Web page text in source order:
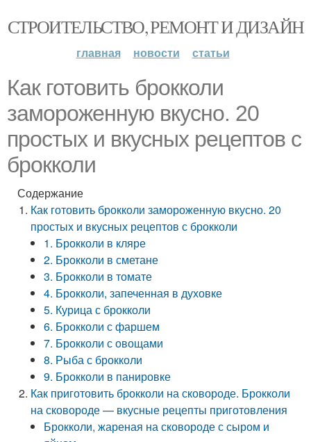
СТРОИТЕЛЬСТВО, РЕМОНТ И ДИЗАЙН
главная новости статьи
Как готовить брокколи
замороженную вкусно. 20
простых и вкусных рецептов с
брокколи
Содержание
Как готовить брокколи замороженную вкусно. 20
простых и вкусных рецептов с брокколи
1. Брокколи в кляре
2. Брокколи в сметане
3. Брокколи в томате
4. Брокколи, запеченная в духовке
5. Курица с брокколи
6. Брокколи с фаршем
7. Брокколи с овощами
8. Рыба с брокколи
9. Брокколи в панировке
Как приготовить брокколи на сковороде. Брокколи
на сковороде — вкусные рецепты приготовления
Брокколи, жареная на сковороде с сыром и